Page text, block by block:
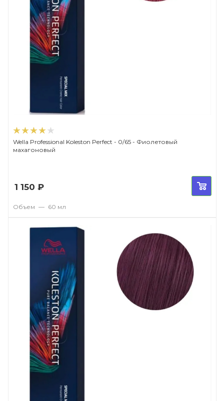
Wella Professional Koleston Perfect - 0/65 - Фиолетовый
махагоновый
1 150 ₽
Объем — 60 мл